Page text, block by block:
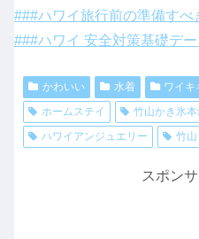
###ハワイ旅行前の準備すべ
###ハワイ 安全対策基礎デ
かわいい 水着 ワイキ
ホームステイ
竹山かき氷本
ハワイアンジュエリー
竹山
スポン